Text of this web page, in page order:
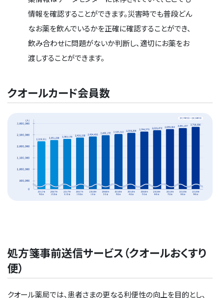
情報を確認することができます。災害時でも普段どん
なお薬を飲んでいるかを正確に確認することができ、
飲み合わせに問題がないか判断し、適切にお薬をお
渡しすることができます。
クオールカード会員数
処方箋事前送信サービス（クオールおくすり
便）
クオール薬局では、患者さまの更なる利便性の向上を目的とし、